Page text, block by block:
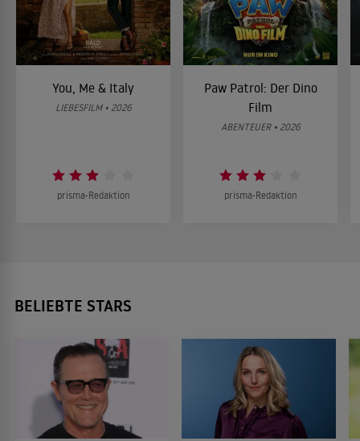
You, Me & Italy
LIEBESFILM • 2026
prisma-Redaktion
Paw Patrol: Der Dino
Film
ABENTEUER • 2026
prisma-Redaktion
BELIEBTE STARS